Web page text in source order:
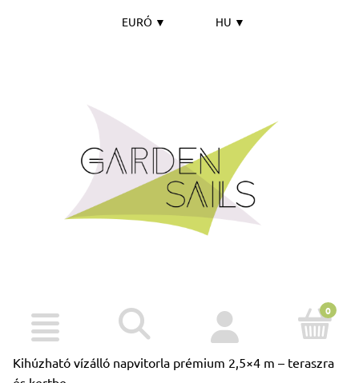
EURÓ ▼ HU ▼
Kihúzható vízálló napvitorla prémium 2,5×4 m – teraszra